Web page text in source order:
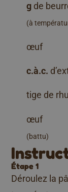
g de
(à
œuf
c.à.c.
tige de
œuf
(battu)
Étape 1
Déroulez la